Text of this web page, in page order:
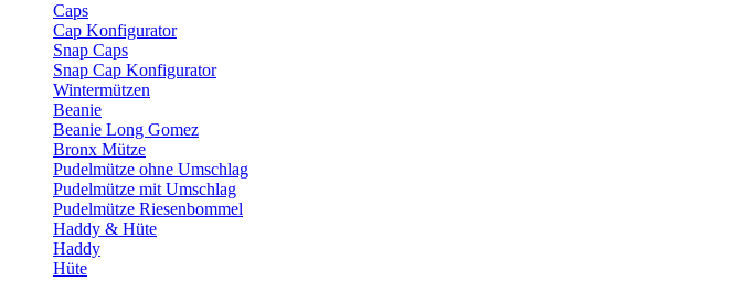
Caps
Cap Konfigurator
Snap Caps
Snap Cap Konfigurator
Wintermützen
Beanie
Beanie Long Gomez
Bronx Mütze
Pudelmütze ohne Umschlag
Pudelmütze mit Umschlag
Pudelmütze Riesenbommel
Haddy & Hüte
Haddy
Hüte